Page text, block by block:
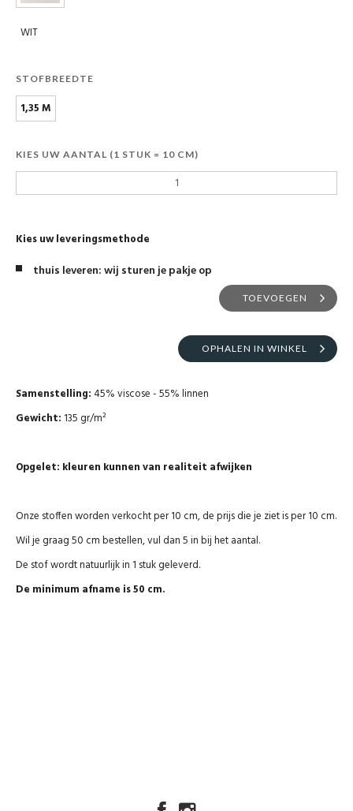
WIT
STOFBREEDTE
1,35 M
KIES UW AANTAL (1 STUK = 10 CM)
Kies uw leveringsmethode
thuis leveren: wij sturen je pakje op
TOEVOEGEN
OPHALEN IN WINKEL
Samenstelling:45% viscose - 55% linnen
Gewicht: 135 gr/m²
Opgelet: kleuren kunnen van realiteit afwijken
Onze stoffen worden verkocht per 10 cm, de prijs die je ziet is per 10 cm.
Wil je graag 50 cm bestellen, vul dan 5 in bij het aantal.
De stof wordt natuurlijk in 1 stuk geleverd.
De minimum afname is 50 cm.